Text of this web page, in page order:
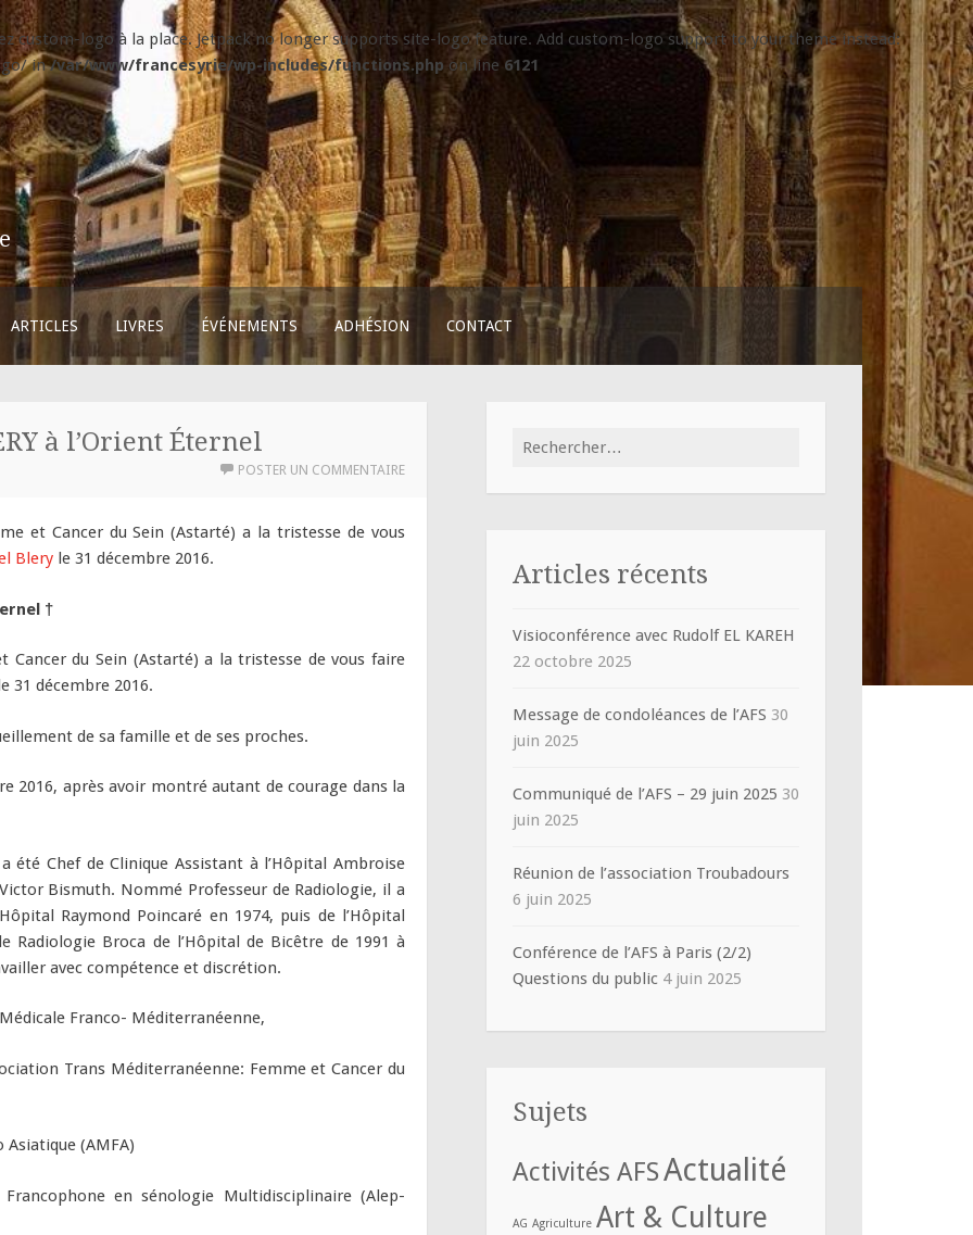
custom-logo à la place. Jetpack no longer supports site-logo feature. Add custom-logo support to your theme instead:
in/var/www/francesyrie/wp-includes/functions.php on line 6121
ARTICLES LIVRES ÉVÉNEMENTS ADHÉSION CONTACT
à l’Orient Éternel
POSTER UN COMMENTAIRE
et Cancer du Sein (Astarté) a la tristesse de vous
Bleryle 31 décembre 2016.
†
Cancer du Sein (Astarté) a la tristesse de vous faire
31 décembre 2016.
de sa famille et de ses proches.
2016, après avoir montré autant de courage dans la
Chef de Clinique Assistant à l’Hôpital Ambroise
Bismuth. Nommé Professeur de Radiologie, il a
Raymond Poincaré en 1974, puis de l’Hôpital
Radiologie Broca de l’Hôpital de Bicêtre de 1991 à
avec compétence et discrétion.
Franco- Méditerranéenne,
Trans Méditerranéenne: Femme et Cancer du
Asiatique (AMFA)
en sénologie Multidisciplinaire (Alep-
Rechercher :
Articles récents
Visioconférence avec Rudolf EL KAREH
22 octobre 2025
Message de condoléances de l’AFS 30
juin 2025
Communiqué de l’AFS – 29 juin 2025 30
juin 2025
Réunion de l’association Troubadours
6 juin 2025
Conférence de l’AFS à Paris (2/2)
Questions du public 4 juin 2025
Sujets
Activités AFSActualité
AG Agriculture Art & Culture